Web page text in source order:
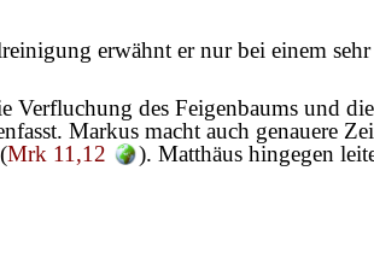
erwähnt er nur bei einem
Verfluchung des Feigenbaums und
Markus macht auch genauere
Mrk 11,12
). Matthäus hingegen